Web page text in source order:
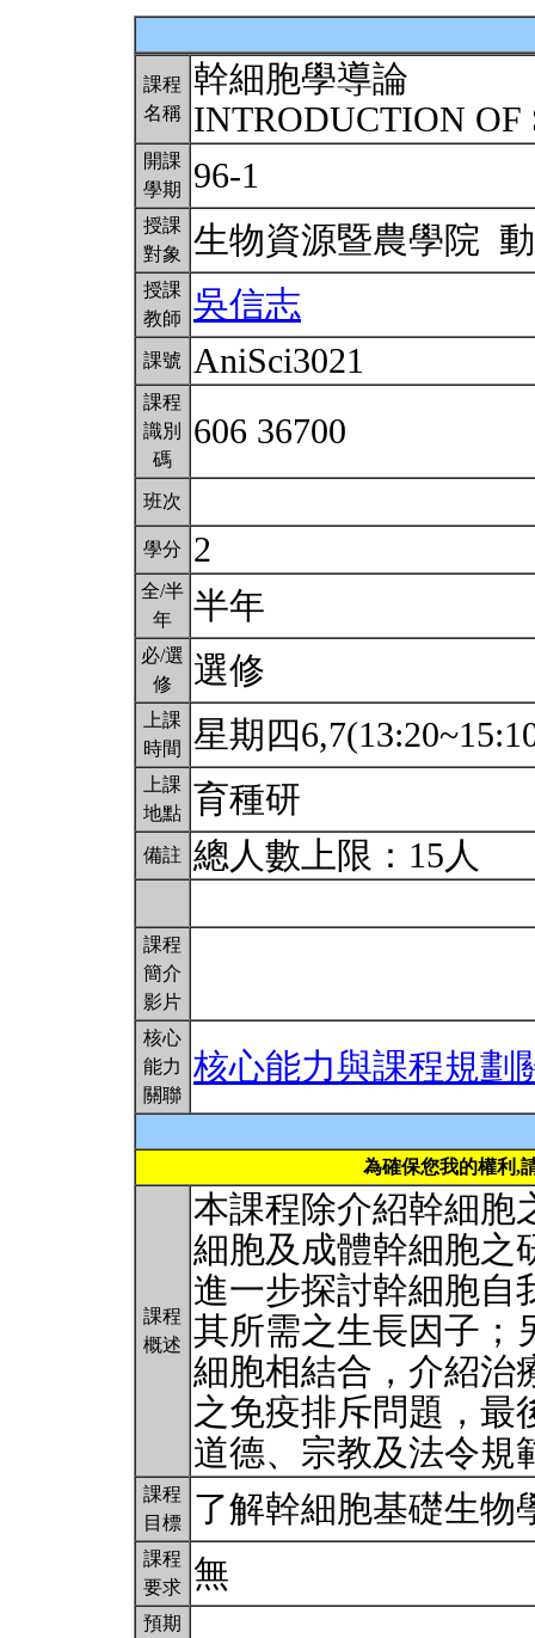
課程
名稱
幹細胞學導論
INTRODUCTION
開課
學期
96-1
授課
對象
生物資源暨農學院
授課
教師
吳信志
課號 AniSci3021
課程
識別
碼
606 36700
班次
學分 2
全/半
年
半年
必/選
修
選修
上課
時間
星期四
上課
地點 育種研
備註 總人數上限：15人
課程
簡介
影片
核心
能力
關聯
核心能力與課程規劃
為確保您我的權利,
課程
概述
本課程除介紹幹細胞
細胞及成體幹細胞之
進一步探討幹細胞自
其所需之生長因子；
細胞相結合，介紹治
之免疫排斥問題，最
道德、宗教及法令
課程
目標
了解幹細胞基礎生
課程
要求
無
預期